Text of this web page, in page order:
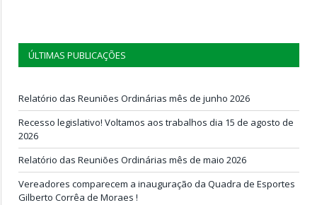
ÚLTIMAS PUBLICAÇÕES
Relatório das Reuniões Ordinárias mês de junho 2026
Recesso legislativo! Voltamos aos trabalhos dia 15 de agosto de
2026
Relatório das Reuniões Ordinárias mês de maio 2026
Vereadores comparecem a inauguração da Quadra de Esportes
Gilberto Corrêa de Moraes !